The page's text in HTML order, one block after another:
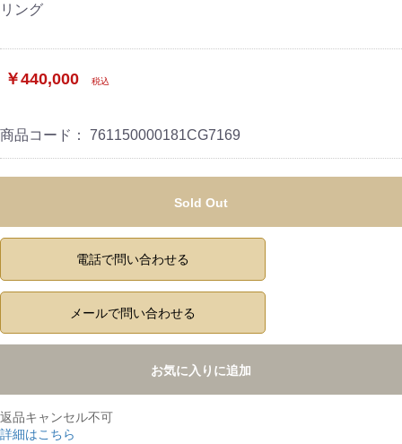
リング
￥440,000 税込
商品コード： 761150000181CG7169
Sold Out
電話で問い合わせる
メールで問い合わせる
お気に入りに追加
返品キャンセル不可
詳細はこちら